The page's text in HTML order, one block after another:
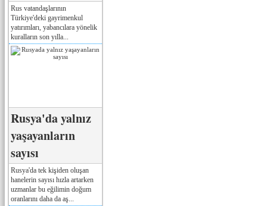
Rus vatandaşlarının
Türkiye'deki gayrimenkul
yatırımları, yabancılara yönelik
kuralların son yılla...
Rusya'da yalnız
yaşayanların
sayısı
Rusya'da tek kişiden oluşan
hanelerin sayısı hızla artarken
uzmanlar bu eğilimin doğum
oranlarını daha da aş...